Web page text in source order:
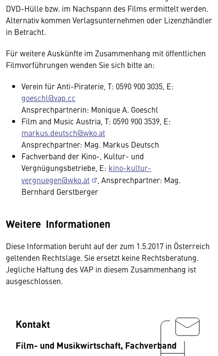
DVD-Hülle bzw. im Nachspann des Films ermittelt werden.
Alternativ kommen Verlagsunternehmen oder Lizenzhändler
in Betracht.
Für weitere Auskünfte im Zusammenhang mit öffentlichen
Filmvorführungen wenden Sie sich bitte an:
Verein für Anti-Piraterie, T: 0590 900 3035, E:
goeschl@vap.cc
Ansprechpartnerin: Monique A. Goeschl
Film and Music Austria, T: 0590 900 3539, E:
markus.deutsch@wko.at
Ansprechpartner: Mag. Markus Deutsch
Fachverband der Kino-, Kultur- und
Vergnügungsbetriebe, E: kino-kultur-
vergnuegen@wko.at
, Ansprechpartner: Mag.
Bernhard Gerstberger
Weitere Informationen
Diese Information beruht auf der zum 1.5.2017 in Österreich
geltenden Rechtslage. Sie ersetzt keine Rechtsberatung.
Jegliche Haftung des VAP in diesem Zusammenhang ist
ausgeschlossen.
Kontakt
Film- und Musikwirtschaft, Fachverband